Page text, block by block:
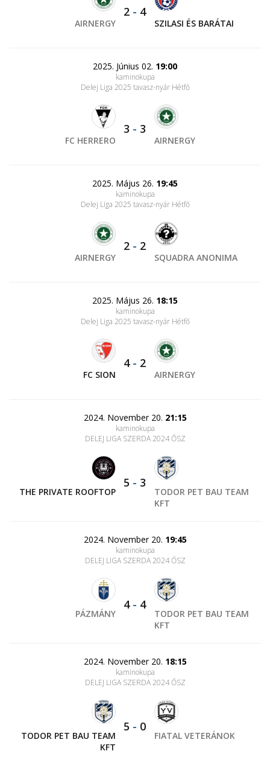
AIRNERGY
2 - 4
SZILASI ÉS BARÁTAI
2025. Június 02. 19:00
kaminokupa
Delej Liga 2025 tavasz-nyár Hétfő
FC HERRERO
3 - 3
AIRNERGY
2025. Május 26. 19:45
kaminokupa
Delej Liga 2025 tavasz-nyár Hétfő
AIRNERGY
2 - 2
SQUADRA ANONIMA
2025. Május 26. 18:15
kaminokupa
Delej Liga 2025 tavasz-nyár Hétfő
FC SION
4- 2
AIRNERGY
2024. November 20. 21:15
kaminokupa
DELEJ LIGA SZERDA 2024 ŐSZ
THE PRIVATE ROOFTOP
5 - 3
TODOR PET BAU TEAM
KFT
2024. November 20. 19:45
kaminokupa
DELEJ LIGA SZERDA 2024 ŐSZ
PÁZMÁNY
4- 4
TODOR PET BAU TEAM
KFT
2024. November 20. 18:15
kaminokupa
DELEJ LIGA SZERDA 2024 ŐSZ
TODOR PET BAU TEAM
KFT
5 - 0
FIATAL VETERÁNOK